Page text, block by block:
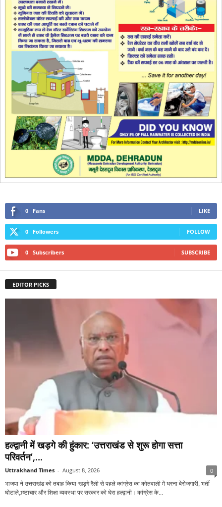
0 Fans LIKE
0 Followers FOLLOW
0 Subscribers SUBSCRIBE
EDITOR PICKS
हल्द्वानी में खड़गे की हुंकार: ‘उत्तराखंड से शुरू होगा सत्ता
परिवर्तन’,...
Uttrakhand Times - August 8, 2026 0
भाजपा ने उत्तराखंड को तबाह किया-खड़गे रैली से पहले कांग्रेस का कोतवाली में धरना बेरोजगारी, भर्ती
घोटाले,भ्र्ष्टाचार और शिक्षा व्यवस्था पर सरकार को घेरा हल्द्वानी। कांग्रेस के...